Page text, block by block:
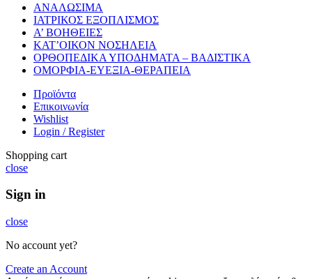
ΑΝΑΛΩΣΙΜΑ
ΙΑΤΡΙΚΟΣ ΕΞΟΠΛΙΣΜΟΣ
Α’ ΒΟΗΘΕΙΕΣ
ΚΑΤ’ΟΙΚΟΝ ΝΟΣΗΛΕΙΑ
ΟΡΘΟΠΕΔΙΚΑ ΥΠΟΔΗΜΑΤΑ – ΒΑΔΙΣΤΙΚΑ
ΟΜΟΡΦΙΑ-ΕΥΕΞΙΑ-ΘΕΡΑΠΕΙΑ
Προϊόντα
Επικοινωνία
Wishlist
Login / Register
Shopping cart
close
Sign in
close
No account yet?
Create an Account